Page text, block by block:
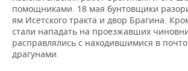
помощниками. 18 мая бунтовщики
ям Исетского тракта и двор Брагина.
стали нападать на проезжавших
расправлялись с находившимися в
драгунами.